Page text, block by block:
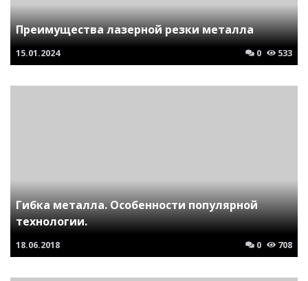
Преимущества лазерной резки металла
15.01.2024 0 533
Гибка металла. Особенности популярной
технологии.
18.06.2018 0 708